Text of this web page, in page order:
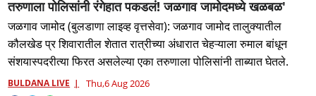
तरुणाला पोलिसांनी रंगेहात पकडलं! जळगाव जामोदमध्ये खळबळ'
जळगाव जामोद (बुलडाणा लाइव्ह वृत्तसेवा): जळगाव जामोद तालुक्यातील
कौलखेड प्र शिवारातील शेतात रात्रीच्या अंधारात चेहऱ्याला रुमाल बांधून
संशयास्पदरीत्या फिरत असलेल्या एका तरुणाला पोलिसांनी ताब्यात घेतले.
BULDANA LIVE Thu,6 Aug 2026